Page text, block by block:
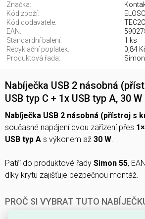
Značka:
Kód zboží:
Kód dodavatele:
EAN:
Standardní balení:
1 ks
Recyklační poplatek:
0,84
Produktová řada:
Nabíječka USB 2 násobná
USB typ C + 1x USB typ A, 30 W
Nabíječka USB 2 násobná (přístroj s
současné napájení dvou zařízení přes
USB typ A s výkonem až 30 W.
Patří do produktové řady Simon 55, EAN
díky krytu zajišťuje bezpečnou montáž.
PROČ SI VYBRAT TUTO